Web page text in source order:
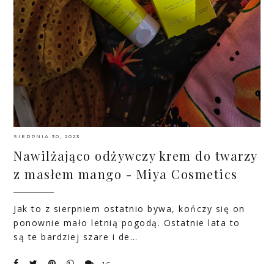
SIERPNIA 30, 2023
Nawilżająco odżywczy krem do twarzy
z masłem mango - Miya Cosmetics
Jak to z sierpniem ostatnio bywa, kończy się on
ponownie mało letnią pogodą. Ostatnie lata to
są te bardziej szare i de…